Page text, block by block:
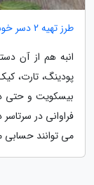
طرز تهیه 2 دسر خوشمزه و مجلسی با انبه؛ پودینگ انبه و پاناکوتای انبه
انبه هم از آن
پودینگ، تارت،
بیسکویت و حتی
می توانند حسابی